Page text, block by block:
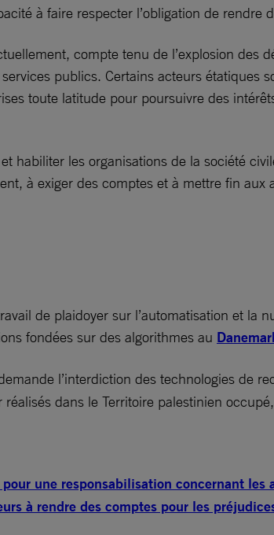
à faire respecter l’obligation de
compte tenu de l’explosion
publics. Certains acteurs
toute latitude pour poursuivre des
habiliter les organisations de la société
à exiger des comptes et à mettre fin aux
de plaidoyer sur l’automatisation et
fondées sur des algorithmes au
l’interdiction des technologies de
dans le Territoire palestinien
une responsabilisation concernant les
à rendre des comptes pour les